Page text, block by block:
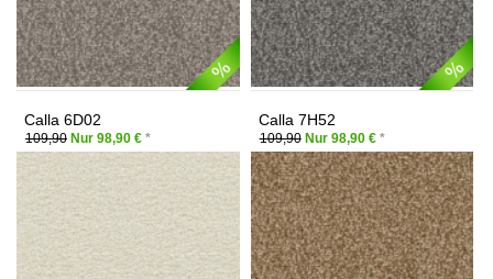
Calla 6D02
109,90 Nur 98,90 € *
Calla 7H52
109,90Nur 98,90 € *